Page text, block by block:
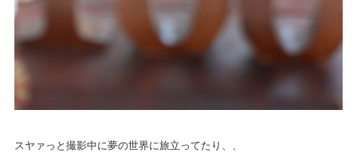
スヤァっと撮影中に夢の世界に旅立ってたり、、